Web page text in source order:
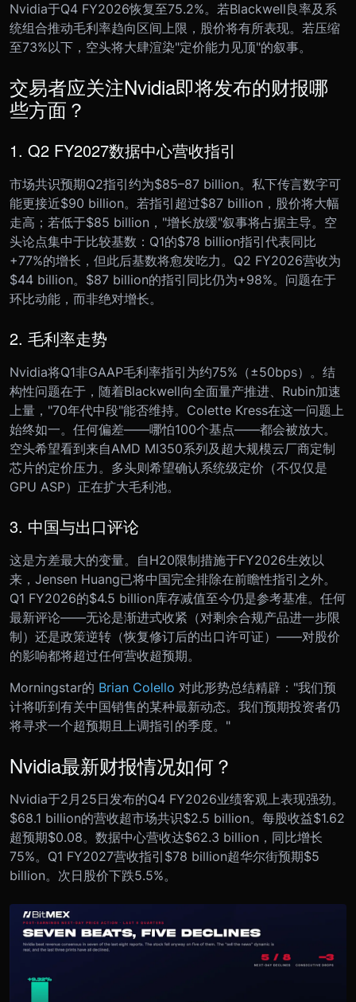
Nvidia于Q4 FY2026恢复至75.2%。若Blackwell良率及系
统组合推动毛利率趋向区间上限，股价将有所表现。若压缩
至73%以下，空头将大肆渲染"定价能力见顶"的叙事。
交易者应关注Nvidia即将发布的财报哪
些方面？
1. Q2 FY2027数据中心营收指引
市场共识预期Q2指引约为$85–87 billion。私下传言数字可
能更接近$90 billion。若指引超过$87 billion，股价将大幅
走高；若低于$85 billion，"增长放缓"叙事将占据主导。空
头论点集中于比较基数：Q1的$78 billion指引代表同比
+77%的增长，但此后基数将愈发吃力。Q2 FY2026营收为
$44 billion。$87 billion的指引同比仍为+98%。问题在于
环比动能，而非绝对增长。
2. 毛利率走势
Nvidia将Q1非GAAP毛利率指引为约75%（±50bps）。结
构性问题在于，随着Blackwell向全面量产推进、Rubin加速
上量，"70年代中段"能否维持。Colette Kress在这一问题上
始终如一。任何偏差——哪怕100个基点——都会被放大。
空头希望看到来自AMD MI350系列及超大规模云厂商定制
芯片的定价压力。多头则希望确认系统级定价（不仅仅是
GPU ASP）正在扩大毛利池。
3. 中国与出口评论
这是方差最大的变量。自H20限制措施于FY2026生效以
来，Jensen Huang已将中国完全排除在前瞻性指引之外。
Q1 FY2026的$4.5 billion库存减值至今仍是参考基准。任何
最新评论——无论是渐进式收紧（对剩余合规产品进一步限
制）还是政策逆转（恢复修订后的出口许可证）——对股价
的影响都将超过任何营收超预期。
Morningstar的 Brian Colello 对此形势总结精辟："我们预
计将听到有关中国销售的某种最新动态。我们预期投资者仍
将寻求一个超预期且上调指引的季度。"
Nvidia最新财报情况如何？
Nvidia于2月25日发布的Q4 FY2026业绩客观上表现强劲。
$68.1 billion的营收超市场共识$2.5 billion。每股收益$1.62
超预期$0.08。数据中心营收达$62.3 billion，同比增长
75%。Q1 FY2027营收指引$78 billion超华尔街预期$5
billion。次日股价下跌5.5%。